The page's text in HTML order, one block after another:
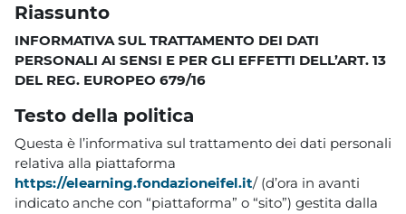
Riassunto
INFORMATIVA SUL TRATTAMENTO DEI DATI
PERSONALI AI SENSI E PER GLI EFFETTI DELL’ART. 13
DEL REG. EUROPEO 679/16
Testo della politica
Questa è l’informativa sul trattamento dei dati personali
relativa alla piattaforma
https://elearning.fondazioneifel.it/ (d’ora in avanti
indicato anche con “piattaforma” o “sito”) gestita dalla